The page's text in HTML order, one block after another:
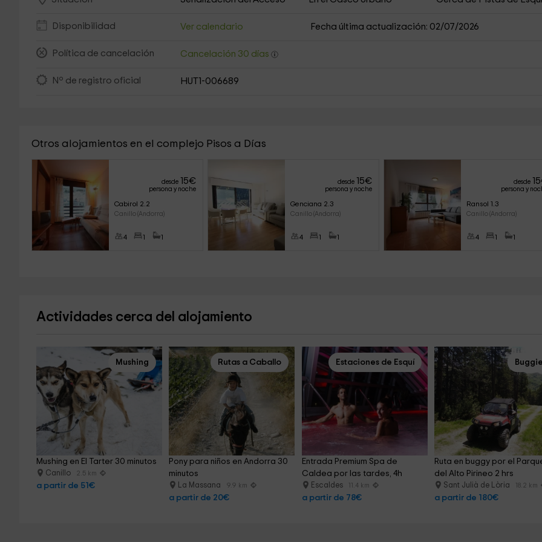
Disponibilidad Ver calendario Fecha última actualización: 02/07/2026
Política de cancelación Cancelación 30 días
Nº de registro oficial HUT1-006689
Otros alojamientos en el complejo Pisos a Días
desde 15€
persona y noche
Cabirol 2.2
Canillo (Andorra)
4 1 1
desde 15€
persona y noche
Genciana 2.3
Canillo (Andorra)
4 1 1
desde 15
persona y
Ransol 1.3
Canillo (Andorra)
4 1 1
Actividades cerca del alojamiento
Mushing
Mushing en El Tarter 30 minutos
Canillo 2.5 km
a partir de 51€
Rutas a Caballo
Pony para niños en Andorra 30
minutos
La Massana 9.9 km
a partir de 20€
Estaciones de Esquí
Entrada Premium Spa de
Caldea por las tardes, 4h
Escaldes 11.4 km
a partir de 78€
Ruta en buggy por el
del Alto Pirineo 2 hrs
Sant Julià de Lòria 18.2 km
a partir de 180€